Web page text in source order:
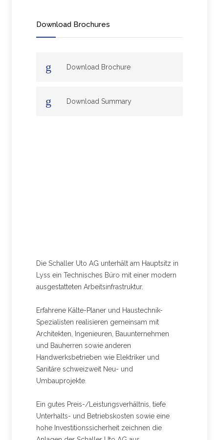
Download Brochures
Download Brochure
Download Summary
Die Schaller Uto AG unterhält am Hauptsitz in
Lyss ein Technisches Büro mit einer modern
ausgestatteten Arbeitsinfrastruktur.
Erfahrene Kälte-Planer und Haustechnik-
Spezialisten realisieren gemeinsam mit
Architekten, Ingenieuren, Bauunternehmen
und Bauherren sowie anderen
Handwerksbetrieben wie Elektriker und
Sanitäre schweizweit Neu- und
Umbauprojekte.
Ein gutes Preis-/Leistungsverhältnis, tiefe
Unterhalts- und Betriebskosten sowie eine
hohe Investitionssicherheit zeichnen die